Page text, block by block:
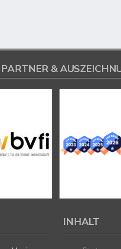
&
INHALT